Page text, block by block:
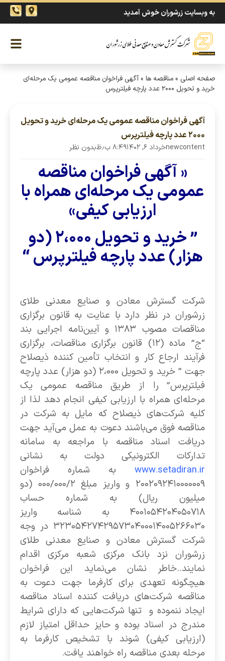
به وبسایت زرشوران خوش آمدید
صفحه اصلی »مناقصه ها »آگهی فراخوان مناقصه عمومی یک مرحله‌ای
خرید و تحویل ۲۰۰۰ عدد پارچه فیلترپرس
آگهی فراخوان مناقصه عمومی یک مرحله‌ای خرید و تحویل
۲۰۰۰ عدد پارچه فیلترپرس
newcontentخرداد ۶, ۱۴۰۲ ۸:۴۹ ب٫ظ بدون نظر
« آگهی فراخوان مناقصه
عمومی یک مرحله‌ای همراه با
ارزیابی کیفی»
” خرید و تحویل ۲،۰۰۰ (دو
هزار) عدد پارچه فیلترپرس “
شرکت گسترش معادن و صنایع معدنی طلای
زرشوران در نظر دارد با عنایت به قانون برگزاری
مناقصات مصوب ۱۳۸۳ و آیین‌نامه اجرایی بند
“ج” ماده (۱۲) قانون برگزاری مناقصات، برگزاری
فرآیند ارجاع کار و انتخاب تأمین کننده ذیصلاح
جهت ” خرید و تحویل ۲،۰۰۰ (دو هزار) عدد پارچه
فیلترپرس” را از طریق مناقصه عمومی یک
مرحله‌ای همراه با ارزیابی کیفی انجام دهد لذا از
کلیه شرکت‌های ذیصلاح که مایل به شرکت در
مناقصه فوق می‌باشند دعوت به عمل می‌آید جهت
دریافت اسناد مناقصه با مراجعه به سامانه
تدارکات الکترونیکی دولت به نشانی
www.setadiran.ir به شماره فراخوان
۲۰۰۲۰۹۲۴۱۰۰۰۰۰۰۹ و واریز مبلغ ۰۰۰/۰۰۰/۲ (دو
میلیون ریال) به شماره حساب
۴۰۰۱۰۵۴۲۰۴۰۵۰۷۱۸ به شناسه واریز
۳۲۳۰۵۴۲۷۴۲۹۵۷۳۰۴۰۰۰۱۴۰۰۵۲۶۶۰۳۰ در وجه
شرکت گسترش معادن و صنایع معدنی طلای
زرشوران نزد بانک مرکزی شعبه مرکزی اقدام
نمایند..خاطر نشان می‌نماید این فراخوان
هیچگونه تعهدی برای کارفرما جهت دعوت به
مناقصه شرکت‌های دریافت کننده اسناد مناقصه
ایجاد ننموده و تنها شرکت‌هایی که دارای شرایط
مندرج در اسناد بوده و حایز حداقل امتیاز لازم
(ارزیابی کیفی) شوند با تشخیص کارفرما به
مرحله بعدی مناقصه راه خواهند یافت.